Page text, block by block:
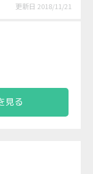
更新日 2018/11/21
見る